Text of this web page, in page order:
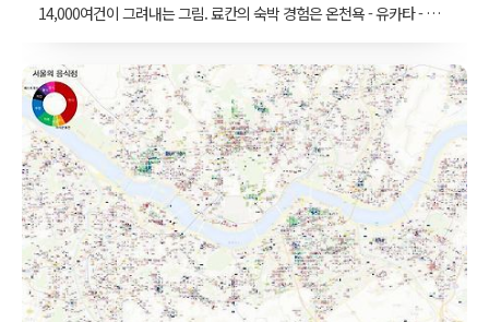
14,000여건이 그려내는 그림. 료칸의 숙박 경험은 온천욕 - 유카타 - 가
'한옥 게스트하우스'라는, 한국 고유 주거형식에서의 하룻밤이 주는 경
험은 다른 경험들로 연계되어 나타나지 않는다. '한옥 게스트하우스'로
블로그 글을 검색했음에도 불구하고 전주 한옥 마을의 내용이 주를 이
룬다. 이는 한옥 게스트하우스가 전주 여행이라는 시간적 맥락의 경험
선상에서 '흙집에서의 하룻밤' 이상의 무언가를 제공해주지 못한다는
것을 말한다. 게스트하우스에 대한 기대를 접어두고 전체 전주 경험의
다른 부분을 보자면, 그림에서 보통명사들의 하위 카테고리까지 구체
적으로 확장되는 유일..